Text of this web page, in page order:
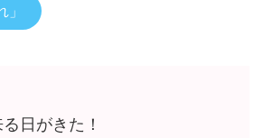
日がきた！